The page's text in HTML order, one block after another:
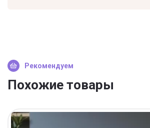
Рекомендуем
Похожие товары